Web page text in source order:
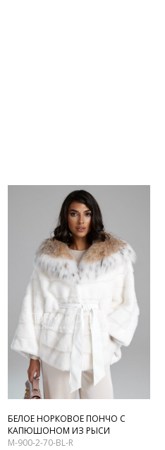
БЕЛОЕ НОРКОВОЕ ПОНЧО С
КАПЮШОНОМ ИЗ РЫСИ
M-900-2-70-BL-R